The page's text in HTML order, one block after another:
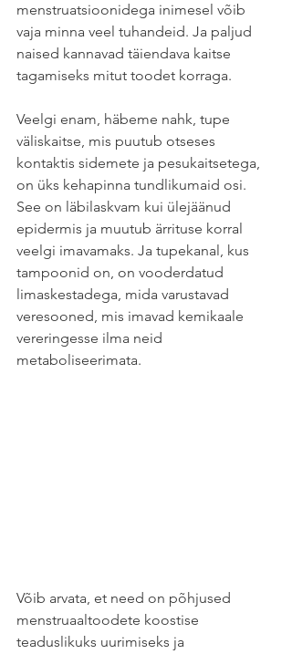
menstruatsioonidega inimesel võib
vaja minna veel tuhandeid. Ja paljud
naised kannavad täiendava kaitse
tagamiseks mitut toodet korraga.
Veelgi enam, häbeme nahk, tupe
väliskaitse, mis puutub otseses
kontaktis sidemete ja pesukaitsetega,
on üks kehapinna tundlikumaid osi.
See on läbilaskvam kui ülejäänud
epidermis ja muutub ärrituse korral
veelgi imavamaks. Ja tupekanal, kus
tampoonid on, on vooderdatud
limaskestadega, mida varustavad
veresooned, mis imavad kemikaale
vereringesse ilma neid
metaboliseerimata.
Võib arvata, et need on põhjused
menstruaaltoodete koostise
teaduslikuks uurimiseks ja